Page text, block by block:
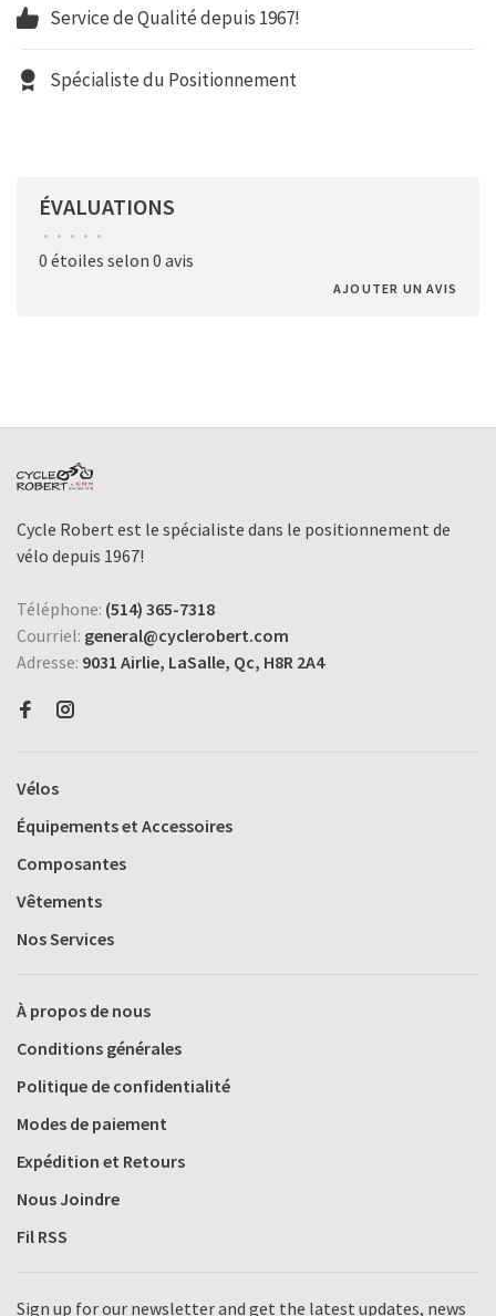
Service de Qualité depuis 1967!
Spécialiste du Positionnement
ÉVALUATIONS
• • • • •
0 étoiles selon 0 avis
AJOUTER UN AVIS
Cycle Robert est le spécialiste dans le positionnement de
vélo depuis 1967!
Téléphone: (514) 365-7318
Courriel: general@cyclerobert.com
Adresse: 9031 Airlie, LaSalle, Qc, H8R 2A4
Vélos
Équipements et Accessoires
Composantes
Vêtements
Nos Services
À propos de nous
Conditions générales
Politique de confidentialité
Modes de paiement
Expédition et Retours
Nous Joindre
Fil RSS
Sign up for our newsletter and get the latest updates, news